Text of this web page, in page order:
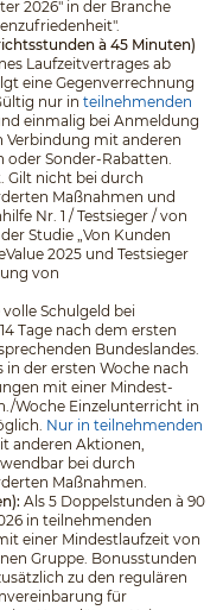
2026" in der Branche
à 45 Minuten)
Laufzeitvertrages ab
eine Gegenverrechnung
nur in teilnehmenden
einmalig bei Anmeldung
Verbindung mit anderen
oder Sonder-Rabatten.
Gilt nicht bei durch
Maßnahmen und
Nr. 1 / Testsieger / von
Studie „Von Kunden
2025 und Testsieger
von
Schulgeld bei
Tage nach dem ersten
Bundeslandes.
der ersten Woche nach
mit einer Mindest­
Woche Einzelunterricht in
Nur in teilnehmenden
anderen Aktionen,
bei durch
Maßnahmen.
Als 5 Doppelstunden à 90
in teilnehmenden
einer Mindestlaufzeit von
Gruppe. Bonusstunden
zu den regulären
für